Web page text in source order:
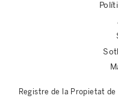
Registre de la Propietat